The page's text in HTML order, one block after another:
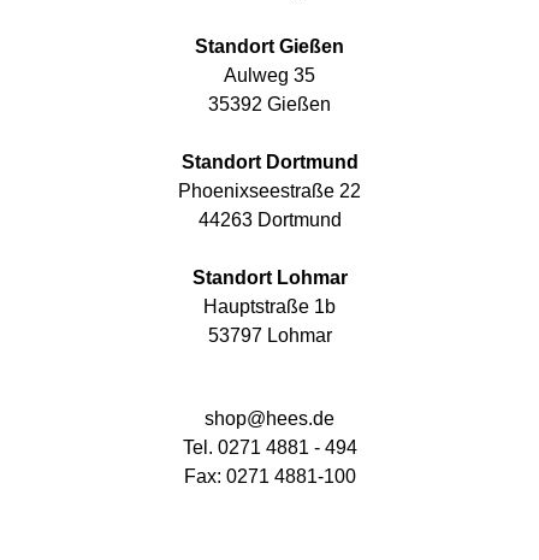
Standort Gießen
Aulweg 35
35392 Gießen
Standort Dortmund
Phoenixseestraße 22
44263 Dortmund
Standort Lohmar
Hauptstraße 1b
53797 Lohmar
shop@hees.de
Tel. 0271 4881 - 494
Fax: 0271 4881-100